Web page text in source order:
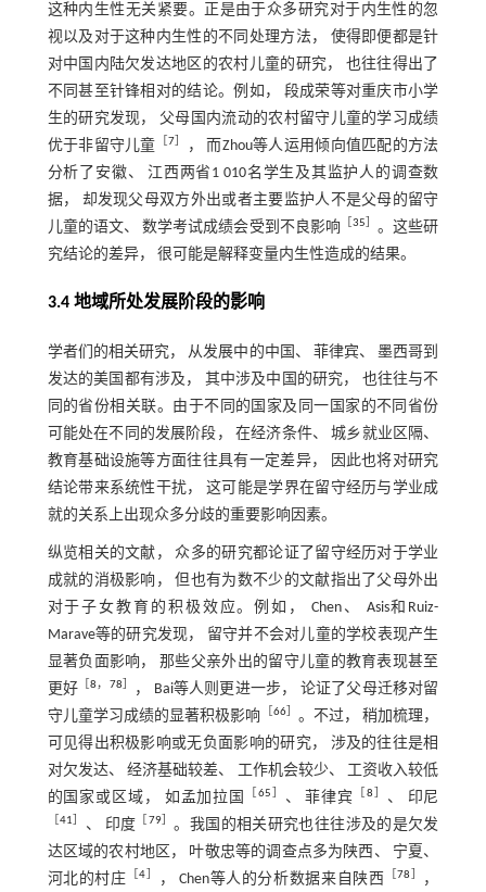
这种内生性无关紧要。正是由于众多研究对于内生性的忽
视以及对于这种内生性的不同处理方法， 使得即便都是针
对中国内陆欠发达地区的农村儿童的研究， 也往往得出了
不同甚至针锋相对的结论。例如， 段成荣等对重庆市小学
生的研究发现， 父母国内流动的农村留守儿童的学习成绩
优于非留守儿童 ［7
， 而Zhou等人运用倾向值匹配的方法
分析了安徽、 江西两省1 010名学生及其监护人的调查数
据， 却发现父母双方外出或者主要监护人不是父母的留守
儿童的语文、 数学考试成绩会受到不良影响
［35
。这些研
究结论的差异， 很可能是解释变量内生性造成的结果。
3.4 地域所处发展阶段的影响
学者们的相关研究， 从发展中的中国、 菲律宾、 墨西哥到
发达的美国都有涉及， 其中涉及中国的研究， 也往往与不
同的省份相关联。由于不同的国家及同一国家的不同省份
可能处在不同的发展阶段， 在经济条件、 城乡就业区隔、
教育基础设施等方面往往具有一定差异， 因此也将对研究
结论带来系统性干扰， 这可能是学界在留守经历与学业成
就的关系上出现众多分歧的重要影响因素。
纵览相关的文献， 众多的研究都论证了留守经历对于学业
成就的消极影响， 但也有为数不少的文献指出了父母外出
对于子女教育的积极效应。例如， Chen、 Asis和Ruiz-
Marave等的研究发现， 留守并不会对儿童的学校表现产生
显著负面影响， 那些父亲外出的留守儿童的教育表现甚至
更好 ［8， 78
， Bai等人则更进一步， 论证了父母迁移对留
守儿童学习成绩的显著积极影响
66］ 。不过， 稍加梳理，
可见得出积极影响或无负面影响的研究， 涉及的往往是相
对欠发达、 经济基础较差、 工作机会较少、 工资收入较低
的国家或区域， 如孟加拉国
65 、 菲律宾 ［8 、 印尼
41 、 印度 79］ 。我国的相关研究也往往涉及的是欠发
达区域的农村地区， 叶敬忠等的调查点多为陕西、 宁夏、
河北的村庄
［4 ， Chen等人的分析数据来自陕西 ［78 ，